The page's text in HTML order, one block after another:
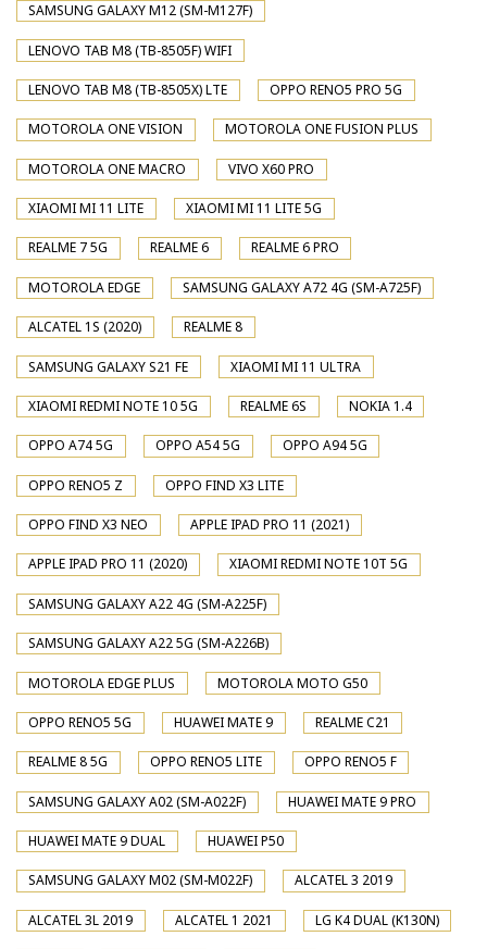
SAMSUNG GALAXY M12 (SM-M127F)
LENOVO TAB M8 (TB-8505F) WIFI
LENOVO TAB M8 (TB-8505X) LTE OPPO RENO5 PRO 5G
MOTOROLA ONE VISION MOTOROLA ONE FUSION PLUS
MOTOROLA ONE MACRO VIVO X60 PRO
XIAOMI MI 11 LITE XIAOMI MI 11 LITE 5G
REALME 7 5G REALME 6 REALME 6 PRO
MOTOROLA EDGE SAMSUNG GALAXY A72 4G (SM-A725F)
ALCATEL 1S (2020) REALME 8
SAMSUNG GALAXY S21 FE XIAOMI MI 11 ULTRA
XIAOMI REDMI NOTE 10 5G REALME 6S NOKIA 1.4
OPPO A74 5G OPPO A54 5G OPPO A94 5G
OPPO RENO5 Z OPPO FIND X3 LITE
OPPO FIND X3 NEO APPLE IPAD PRO 11 (2021)
APPLE IPAD PRO 11 (2020) XIAOMI REDMI NOTE 10T 5G
SAMSUNG GALAXY A22 4G (SM-A225F)
SAMSUNG GALAXY A22 5G (SM-A226B)
MOTOROLA EDGE PLUS MOTOROLA MOTO G50
OPPO RENO5 5G HUAWEI MATE 9 REALME C21
REALME 8 5G OPPO RENO5 LITE OPPO RENO5 F
SAMSUNG GALAXY A02 (SM-A022F) HUAWEI MATE 9 PRO
HUAWEI MATE 9 DUAL HUAWEI P50
SAMSUNG GALAXY M02 (SM-M022F) ALCATEL 3 2019
ALCATEL 3L 2019 ALCATEL 1 2021 LG K4 DUAL (K130N)